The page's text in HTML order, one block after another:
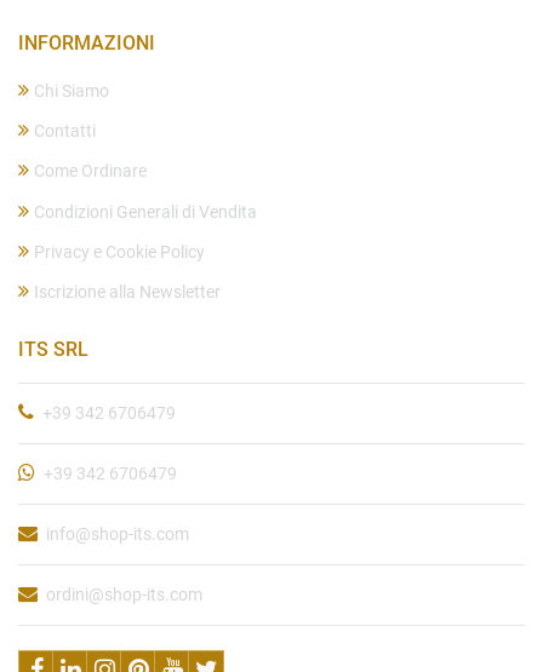
INFORMAZIONI
Chi Siamo
Contatti
Come Ordinare
Condizioni Generali di Vendita
Privacy e Cookie Policy
Iscrizione alla Newsletter
ITS SRL
+39 342 6706479
+39 342 6706479
info@shop-its.com
ordini@shop-its.com